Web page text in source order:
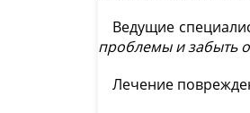
Ведущие
проблемы и забыть
Лечение